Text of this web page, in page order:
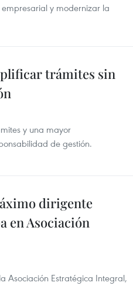
y modernizar la
trámites sin
y una mayor
de gestión.
dirigente
en Asociación
Asociación Estratégica Integral,